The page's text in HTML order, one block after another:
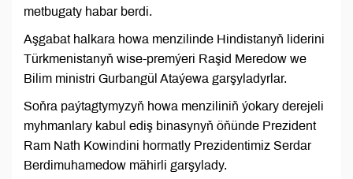
metbugaty habar berdi.
Aşgabat halkara howa menzilinde Hindistanyň liderini
Türkmenistanyň wise-premýeri Raşid Meredow we
Bilim ministri Gurbangül Ataýewa garşyladyrlar.
Soňra paýtagtymyzyň howa menziliniň ýokary derejeli
myhmanlary kabul ediş binasynyň öňünde Prezident
Ram Nath Kowindini hormatly Prezidentimiz Serdar
Berdimuhamedow mähirli garşylady.